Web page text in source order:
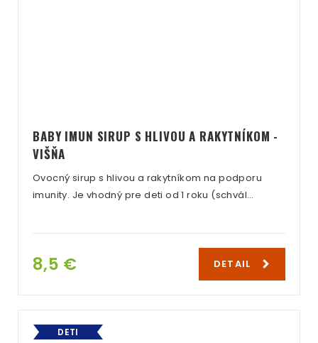
BABY IMUN SIRUP S HLIVOU A RAKYTNÍKOM -
VIŠŇA
Ovocný sirup s hlivou a rakytníkom na podporu
imunity. Je vhodný pre deti od 1 roku (schvál…
8,5 € DETAIL
DETI